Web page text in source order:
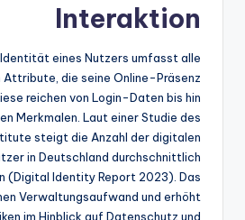
Interaktion
eines Nutzers umfasst alle
die seine Online-Präsenz
reichen von Login-Daten bis hin
Merkmalen. Laut einer Studie des
steigt die Anzahl der digitalen
in Deutschland durchschnittlich
(Digital Identity Report 2023). Das
Verwaltungsaufwand und erhöht
im Hinblick auf Datenschutz und